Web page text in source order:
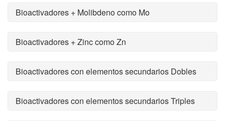
Bioactivadores + Molibdeno como Mo
Bioactivadores + Zinc como Zn
Bioactivadores con elementos secundarios Dobles
Bioactivadores con elementos secundarios Triples